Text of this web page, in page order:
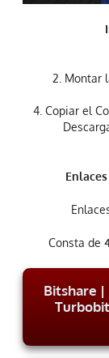
2. Montar
4. Copiar el
Consta de
Bitshare |
Turbobit